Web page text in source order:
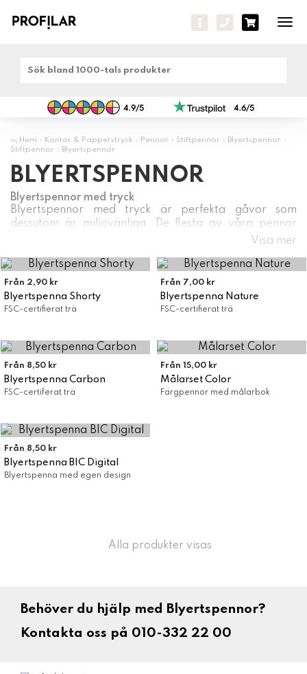
Hem » Kontor & Papperstryck » Pennor » Stiftpennor » Blyertspennor »
Stiftpennor » Blyertspennor
BLYERTSPENNOR
Blyertspennor med tryck
Blyertspennor med tryck är perfekta gåvor som
dessutom är miljövänliga. De flesta av våra pennor
tillverkas av FSC-certifierat trä. Ibland är det enkla det
och till marknadens bästa priser. Dessutom kan vi i
många fall erbjuda extra snabb leverans med
expressfrakt.
Visa mer
Från 2,90 kr
Blyertspenna Shorty
FSC-certifierat trä
Från 7,00 kr
Blyertspenna Nature
FSC-certifierat trä
Från 8,50 kr
Blyertspenna Carbon
FSC-certiferat trä
Från 15,00 kr
Målarset Color
Färgpennor med målarbok
Från 8,50 kr
Blyertspenna BIC Digital
Blyertspenna med egen design
Alla produkter visas
Behöver du hjälp med Blyertspennor?
Kontakta oss på 010-332 22 00